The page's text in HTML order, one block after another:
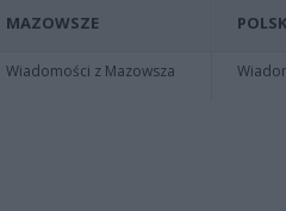
MAZOWSZE
Wiadomości z Mazowsza